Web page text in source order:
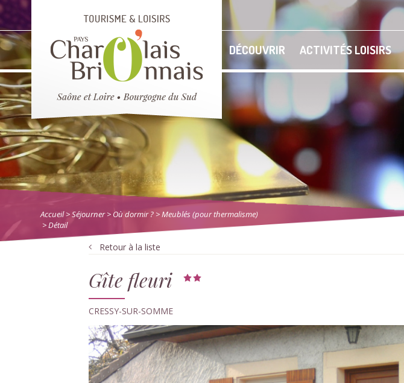
DÉCOUVRIR ACTIVITÉS LOISIRS
Accueil> Séjourner> Où dormir ? >Meublés (pour thermalisme)
> Détail
Retour à la liste
Gîte fleuri
CRESSY-SUR-SOMME